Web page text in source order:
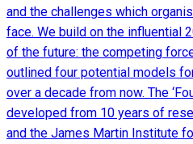
and the challenges which
face. We build on the influential
of the future: the competing
outlined four potential models
over a decade from now. The
developed from 10 years of
and the James Martin Institute